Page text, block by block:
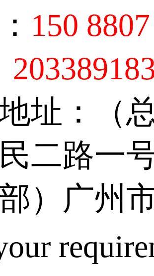
150
址：（
二路一
部）广州